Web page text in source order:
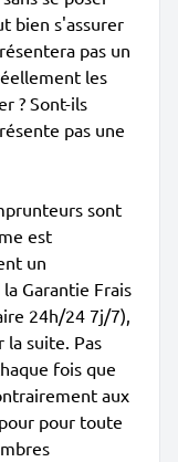
bien s'assurer
pas un
les
? Sont-ils
pas une
sont
est
un
Garantie Frais
24h/24 7j/7),
la suite. Pas
fois que
aux
pour toute